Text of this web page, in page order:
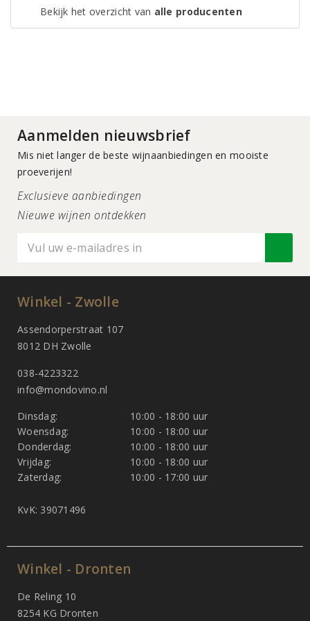
Bekijk het overzicht van alle producenten
Aanmelden nieuwsbrief
Mis niet langer de beste wijnaanbiedingen en mooiste
proeverijen!
Exclusieve aanbiedingen
Nieuwe wijnen ontdekken
Winkel - Zwolle
Assendorperstraat 107
8012 DH Zwolle
038-4223322
info@mondovino.nl
Dinsdag:
10:00 - 18:00 uur
Woensdag:
10:00 - 18:00 uur
Donderdag:
10:00 - 18:00 uur
Vrijdag:
10:00 - 18:00 uur
Zaterdag:
10:00 - 17:00 uur
KvK: 39071496
Winkel - Dronten
De Reling 10
8254 KG Dronten